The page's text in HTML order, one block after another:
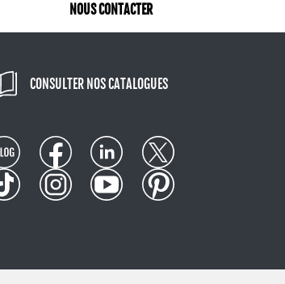
NOUS CONTACTER
CONSULTER NOS CATALOGUES